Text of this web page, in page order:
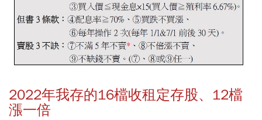
2022年我存的16檔收租定存股、12檔
漲一倍